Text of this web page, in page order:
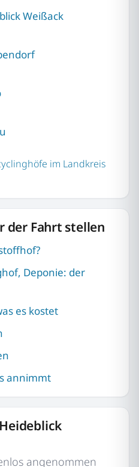
Weißack
im Landkreis
der Fahrt stellen
Deponie: der
es kostet
annimmt
angenommen